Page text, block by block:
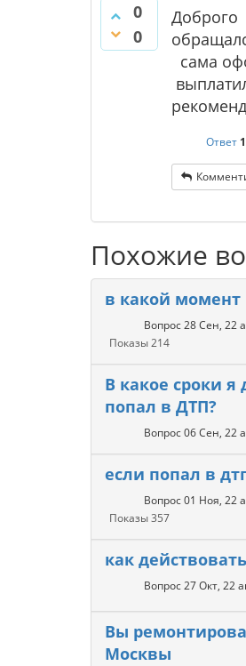
0
0
Доброго
сама
Ответ
Похожие
в какой момент
Вопрос28 Сен, 22
Показы214
В какое сроки
попал в ДТП?
Вопрос06 Сен, 22
если попал в
Вопрос01 Ноя, 22
Показы357
как
Вопрос27 Окт, 22
Вы
Москвы